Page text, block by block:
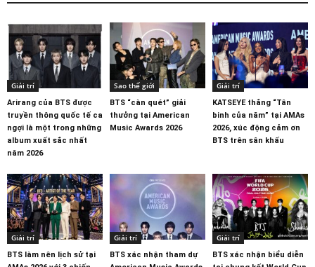
Giải trí
Arirang của BTS được
truyền thông quốc tế ca
ngợi là một trong những
album xuất sắc nhất
năm 2026
Sao thế giới
BTS “càn quét” giải
thưởng tại American
Music Awards 2026
Giải trí
KATSEYE thắng “Tân
binh của năm” tại AMAs
2026, xúc động cảm ơn
BTS trên sân khấu
Giải trí
BTS làm nên lịch sử tại
Giải trí
BTS xác nhận tham dự
Giải trí
BTS xác nhận biểu diễn